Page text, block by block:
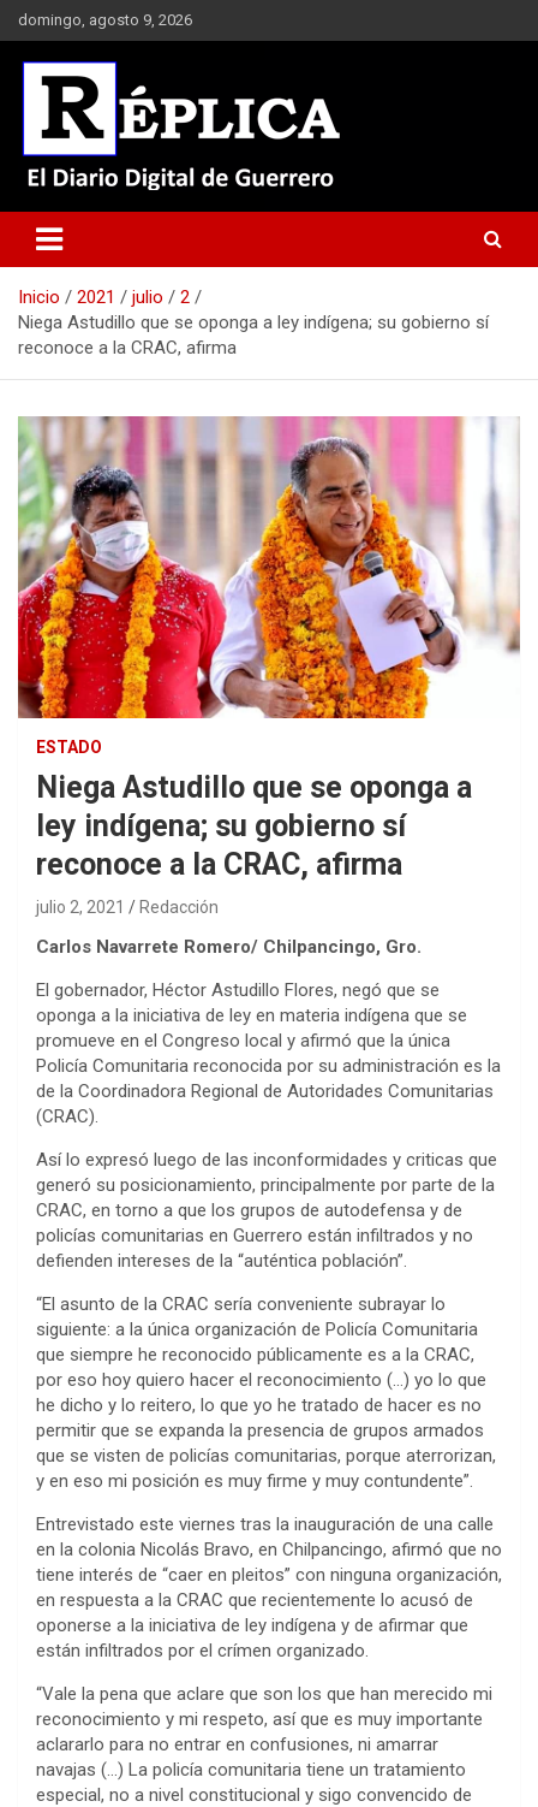
Saltar
al
contenido
domingo, agosto 9, 2026
Réplica
Inicio 2021 julio
2
Niega Astudillo que se oponga a ley indígena; su gobierno sí
reconoce a la CRAC, afirma
ESTADO
Niega Astudillo que se oponga a
ley indígena; su gobierno sí
reconoce a la CRAC, afirma
julio 2, 2021 Redacción
Carlos Navarrete Romero/ Chilpancingo, Gro.
El gobernador, Héctor Astudillo Flores, negó que se
oponga a la iniciativa de ley en materia indígena que se
promueve en el Congreso local y afirmó que la única
Policía Comunitaria reconocida por su administración es la
de la Coordinadora Regional de Autoridades Comunitarias
(CRAC).
Así lo expresó luego de las inconformidades y criticas que
generó su posicionamiento, principalmente por parte de la
CRAC, en torno a que los grupos de autodefensa y de
policías comunitarias en Guerrero están infiltrados y no
defienden intereses de la “auténtica población”.
“El asunto de la CRAC sería conveniente subrayar lo
siguiente: a la única organización de Policía Comunitaria
que siempre he reconocido públicamente es a la CRAC,
por eso hoy quiero hacer el reconocimiento (…) yo lo que
he dicho y lo reitero, lo que yo he tratado de hacer es no
permitir que se expanda la presencia de grupos armados
que se visten de policías comunitarias, porque aterrorizan,
y en eso mi posición es muy firme y muy contundente”.
Entrevistado este viernes tras la inauguración de una calle
en la colonia Nicolás Bravo, en Chilpancingo, afirmó que no
tiene interés de “caer en pleitos” con ninguna organización,
en respuesta a la CRAC que recientemente lo acusó de
oponerse a la iniciativa de ley indígena y de afirmar que
están infiltrados por el crímen organizado.
“Vale la pena que aclare que son los que han merecido mi
reconocimiento y mi respeto, así que es muy importante
aclararlo para no entrar en confusiones, ni amarrar
navajas (…) La policía comunitaria tiene un tratamiento
especial, no a nivel constitucional y sigo convencido de